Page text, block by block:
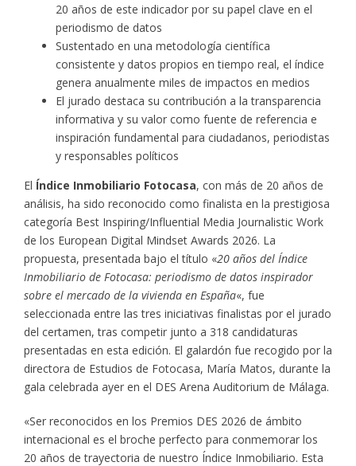
20 años de este indicador por su papel clave en el
periodismo de datos
Sustentado en una metodología científica
consistente y datos propios en tiempo real, el índice
genera anualmente miles de impactos en medios
El jurado destaca su contribución a la transparencia
informativa y su valor como fuente de referencia e
inspiración fundamental para ciudadanos, periodistas
y responsables políticos
El Índice Inmobiliario Fotocasa, con más de 20 años de
análisis, ha sido reconocido como finalista en la prestigiosa
categoría Best Inspiring/Influential Media Journalistic Work
de los European Digital Mindset Awards 2026. La
propuesta, presentada bajo el título «20 años del Índice
Inmobiliario de Fotocasa: periodismo de datos inspirador
sobre el mercado de la vivienda en España«, fue
seleccionada entre las tres iniciativas finalistas por el jurado
del certamen, tras competir junto a 318 candidaturas
presentadas en esta edición. El galardón fue recogido por la
directora de Estudios de Fotocasa, María Matos, durante la
gala celebrada ayer en el DES Arena Auditorium de Málaga.
«Ser reconocidos en los Premios DES 2026 de ámbito
internacional es el broche perfecto para conmemorar los
20 años de trayectoria de nuestro Índice Inmobiliario. Esta